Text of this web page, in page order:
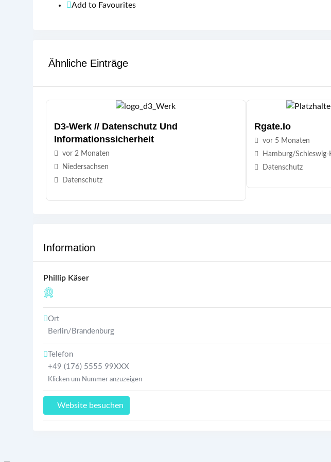
Add to Favourites
Ähnliche Einträge
D3-Werk // Datenschutz Und
Informationssicherheit
vor 2 Monaten
Niedersachsen
Datenschutz
Rgate.io
vor 5 Monaten
Hamburg/Schleswig-
Datenschutz
Information
Phillip Käser
Ort
Berlin/Brandenburg
Telefon
+49 (176) 5555 99XXX
Klicken um Nummer anzuzeigen
Website besuchen